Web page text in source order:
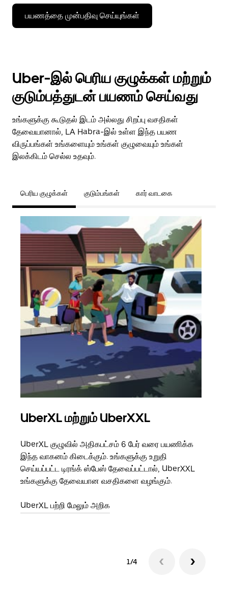
பயணத்தை முன்பதிவு செய்யுங்கள்
Uber-இல் பெரிய குழுக்கள் மற்றும்
குடும்பத்துடன் பயணம் செய்வது
உங்களுக்கு கூடுதல் இடம் அல்லது சிறப்பு வசதிகள்
தேவையானால், LA Habra-இல் உள்ள இந்த பயண
விருப்பங்கள் உங்களையும் உங்கள் குழுவையும் உங்கள்
இலக்கிடம் செல்ல உதவும்.
பெரிய குழுக்கள் குடும்பங்கள் கார் வாடகை
UberXL மற்றும் UberXXL
UberXL குழுவில் அதிகபட்சம் 6 பேர் வரை பயணிக்க
இந்த வாகனம் கிடைக்கும். உங்களுக்கு உறுதி
செய்யப்பட்ட டிரங்க் ஸ்பேஸ் தேவைப்பட்டால், UberXXL
உங்களுக்கு தேவையான வசதிகளை வழங்கும்.
UberXL பற்றி மேலும் அறிக
1/4